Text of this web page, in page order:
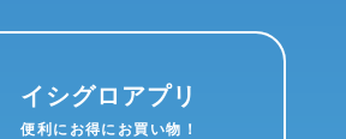
イシグロアプリ
便利にお得にお買い物！